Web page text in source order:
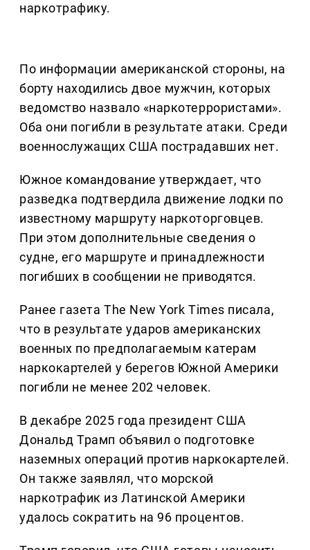
наркотрафику.
По информации американской стороны, на
борту находились двое мужчин, которых
ведомство назвало «наркотеррористами».
Оба они погибли в результате атаки. Среди
военнослужащих США пострадавших нет.
Южное командование утверждает, что
разведка подтвердила движение лодки по
известному маршруту наркоторговцев.
При этом дополнительные сведения о
судне, его маршруте и принадлежности
погибших в сообщении не приводятся.
Ранее газета The New York Times писала,
что в результате ударов американских
военных по предполагаемым катерам
наркокартелей у берегов Южной Америки
погибли не менее 202 человек.
В декабре 2025 года президент США
Дональд Трамп объявил о подготовке
наземных операций против наркокартелей.
Он также заявлял, что морской
наркотрафик из Латинской Америки
удалось сократить на 96 процентов.